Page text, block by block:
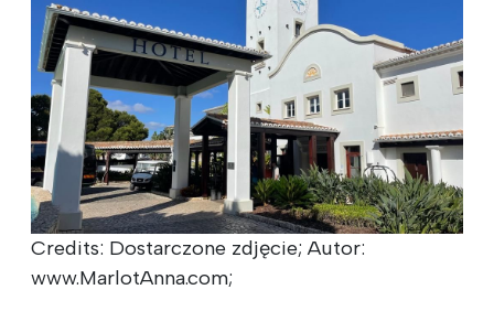
Credits: Dostarczone zdjęcie; Autor:
www.MarlotAnna.com;